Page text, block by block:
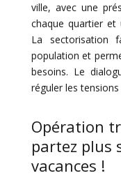
ville, avec une
chaque quartier et
La sectorisation
population et
besoins. Le
réguler les tensions
Opération
partez plus
vacances !